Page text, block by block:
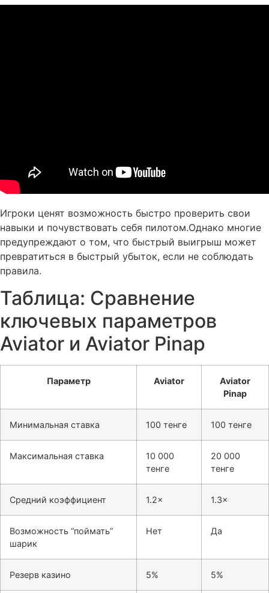
Игроки ценят возможность быстро проверить свои
навыки и почувствовать себя пилотом.Однако многие
предупреждают о том, что быстрый выигрыш может
превратиться в быстрый убыток, если не соблюдать
правила.
Таблица: Сравнение
ключевых параметров
Aviator и Aviator Pinap
Параметр Aviator
Aviator
Pinap
Минимальная ставка 100 тенге 100 тенге
Максимальная ставка
10 000
тенге
20 000
тенге
Средний коэффициент 1.2× 1.3×
Возможность “поймать”
шарик
Нет Да
Резерв казино 5% 5%